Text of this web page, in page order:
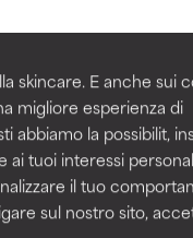
skincare. E anche sui
migliore esperienza di
abbiamo la possibilit,
ai tuoi interessi
il tuo
sul nostro sito,
Regulations
per come appare
per come appare